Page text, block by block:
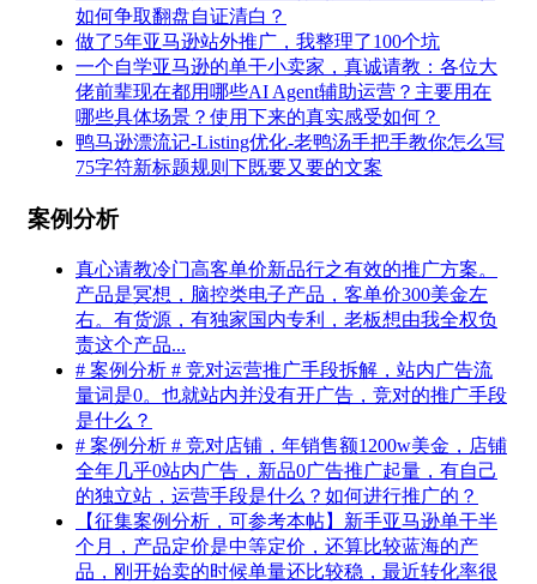
如何争取翻盘自证清白？
做了5年亚马逊站外推广，我整理了100个坑
一个自学亚马逊的单干小卖家，真诚请教：各位大
佬前辈现在都用哪些AI Agent辅助运营？主要用在
哪些具体场景？使用下来的真实感受如何？
鸭马逊漂流记-Listing优化-老鸭汤手把手教你怎么写
75字符新标题规则下既要又要的文案
案例分析
真心请教冷门高客单价新品行之有效的推广方案。
产品是冥想，脑控类电子产品，客单价300美金左
右。有货源，有独家国内专利，老板想由我全权负
责这个产品...
# 案例分析 # 竞对运营推广手段拆解，站内广告流
量词是0。也就站内并没有开广告，竞对的推广手段
是什么？
# 案例分析 # 竞对店铺，年销售额1200w美金，店铺
全年几乎0站内广告，新品0广告推广起量，有自己
的独立站，运营手段是什么？如何进行推广的？
【征集案例分析，可参考本帖】新手亚马逊单干半
个月，产品定价是中等定价，还算比较蓝海的产
品，刚开始卖的时候单量还比较稳，最近转化率很